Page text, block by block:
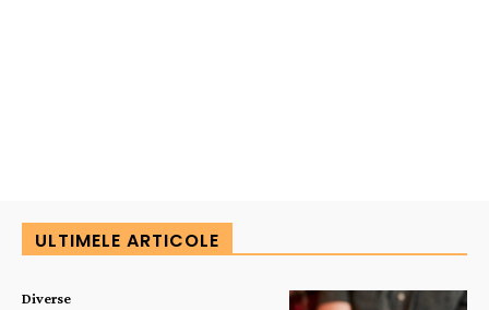
ULTIMELE ARTICOLE
Diverse